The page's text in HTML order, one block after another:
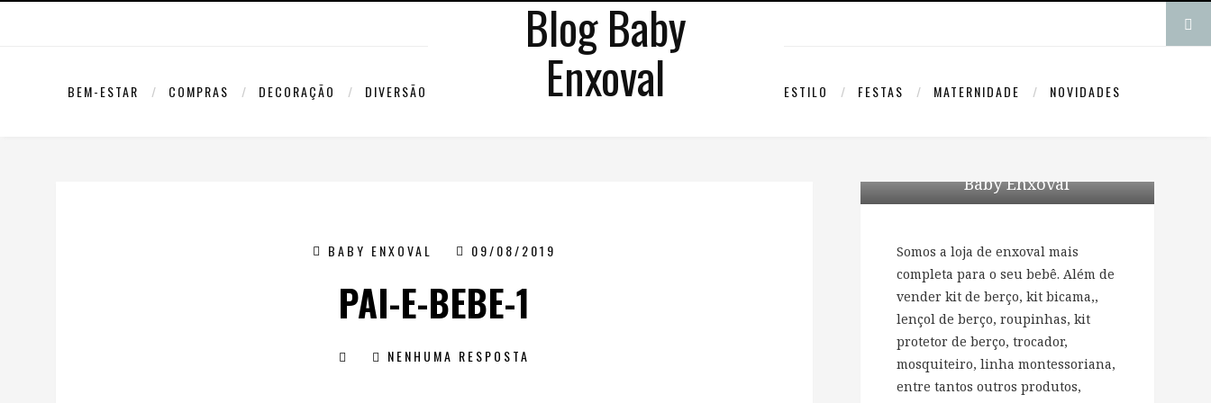
Blog Baby
Enxoval
BEM-ESTAR COMPRAS DECORAÇÃO DIVERSÃO ESTILO FESTAS MATERNIDADE NOVIDADES
BABY ENXOVAL 09/08/2019
PAI-E-BEBE-1
NENHUMA RESPOSTA
Baby Enxoval
Somos a loja de enxoval mais
completa para o seu bebê. Além de
vender kit de berço, kit bicama,,
lençol de berço, roupinhas, kit
protetor de berço, trocador,
mosquiteiro, linha montessoriana,
entre tantos outros produtos,